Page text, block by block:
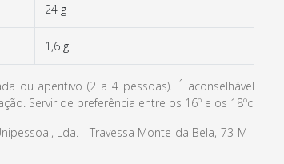
24 g
1,6 g
ou aperitivo (2 a 4 pessoas). É aconselhável
Servir de preferência entre os 16º e os 18ºc
Lda. - Travessa Monte da Bela, 73-M -